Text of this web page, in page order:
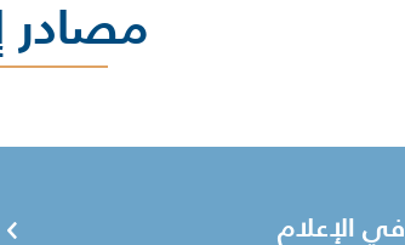
مصادر
في الإعلام